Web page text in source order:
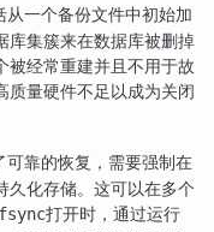
从一个备份文件中初始加
库集簇来在数据库被删掉
被经常重建并且不用于故
质量硬件不足以成为关闭
靠的恢复，需要强制在
久化存储。这可以在多个
fsync打开时，通过运行